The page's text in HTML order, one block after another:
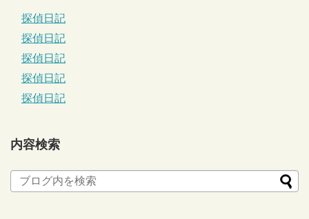
探偵日記
探偵日記
探偵日記
探偵日記
探偵日記
内容検索